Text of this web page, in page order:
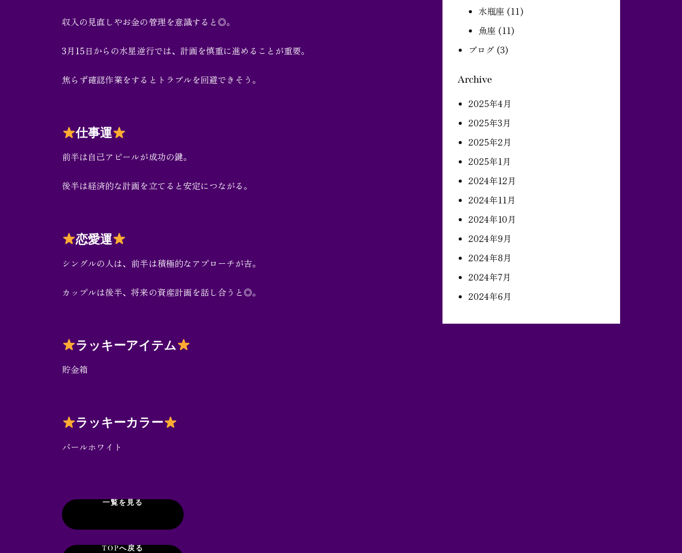
収入の見直しやお金の管理を意識すると◎。
3月15日からの水星逆行では、計画を慎重に進めることが重要。
焦らず確認作業をするとトラブルを回避できそう。
仕事運
前半は自己アピールが成功の鍵。
後半は経済的な計画を立てると安定につながる。
恋愛運
シングルの人は、前半は積極的なアプローチが吉。
カップルは後半、将来の資産計画を話し合うと◎。
ラッキーアイテム
貯金箱
ラッキーカラー
パールホワイト
一覧を見る
TOPへ戻る
水瓶座 (11)
魚座 (11)
ブログ(3)
Archive
2025年4月
2025年3月
2025年2月
2025年1月
2024年12月
2024年11月
2024年10月
2024年9月
2024年8月
2024年7月
2024年6月